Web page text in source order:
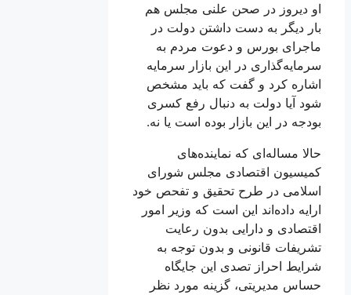
او دیروز در صحن علنی مجلس هم
بار دیگر به دست داشتن دولت در
ماجرای بورس و دعوت مردم به
سرمایه‌گذاری در این بازار سرمایه
اشاره کرد و گفت که باید مشخص
شود آیا دولت به دنبال رفع کسری
بودجه در این بازار بوده است یا نه.
حالا مساله‌ای که نماینده‌های
کمیسیون اقتصادی مجلس شورای
اسلامی در طرح تحقیق و تفحص خود
ارايه داده‌اند این است که وزیر امور
اقتصادی و دارایی بدون رعایت
تشریفات قانونی و بدون توجه به
شرایط احراز تصدی این جایگاه
حساس مدیریتی، گزینه مورد نظر